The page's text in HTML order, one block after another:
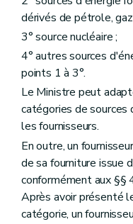
dérivés de pétrole,
3° source nucléaire ;
4° autres sources
points 1 à 3°.
Le Ministre peut
catégories de sources
les fournisseurs.
En outre, un
de sa fourniture issue
conformément aux §§
Après avoir présenté
catégorie, un